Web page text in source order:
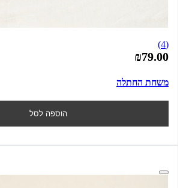
(4)
₪79.00
משחת החתלה
הוספה לסל